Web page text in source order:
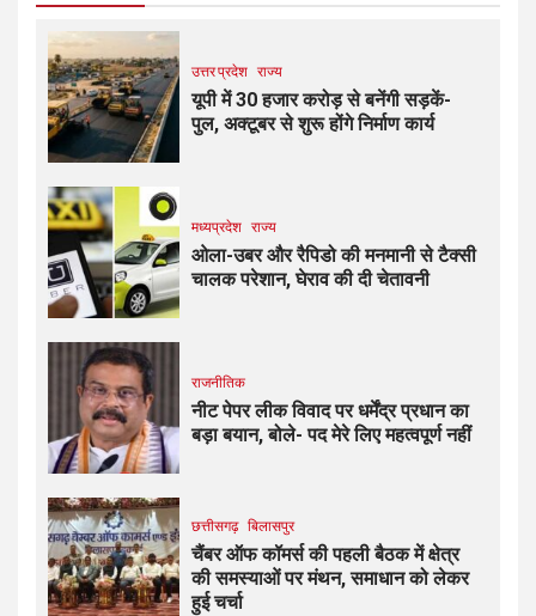
उत्तर प्रदेश राज्य
यूपी में 30 हजार करोड़ से बनेंगी सड़कें-
पुल, अक्टूबर से शुरू होंगे निर्माण कार्य
मध्यप्रदेश राज्य
ओला-उबर और रैपिडो की मनमानी से टैक्सी
चालक परेशान, घेराव की दी चेतावनी
राजनीतिक
नीट पेपर लीक विवाद पर धर्मेंद्र प्रधान का
बड़ा बयान, बोले- पद मेरे लिए महत्वपूर्ण नहीं
छत्तीसगढ़ बिलासपुर
चैंबर ऑफ कॉमर्स की पहली बैठक में क्षेत्र
की समस्याओं पर मंथन, समाधान को लेकर
हुई चर्चा